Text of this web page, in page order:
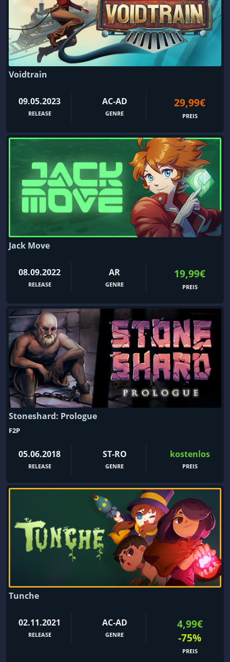
Voidtrain
09.05.2023
RELEASE
AC-AD
GENRE
29,99€
PREIS
Jack Move
08.09.2022
RELEASE
AR
GENRE
19,99€
PREIS
Stoneshard: Prologue
F2P
05.06.2018
RELEASE
ST-RO
GENRE
kostenlos
PREIS
Tunche
02.11.2021
RELEASE
AC-AD
GENRE
4,99€
-75%
PREIS